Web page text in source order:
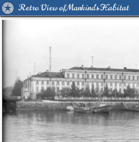
Retro View of Mankind's Habitat